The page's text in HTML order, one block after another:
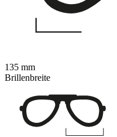
135 mm
Brillenbreite